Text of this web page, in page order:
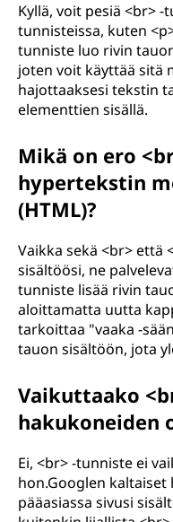
Kyllä, voit pesiä <br>
tunnisteissa, kuten
tunniste luo rivin
joten voit käyttää sitä
hajottaaksesi tekstin
elementtien sisällä.
Mikä on ero
hypertekstin
(HTML)?
Vaikka sekä <br> että
sisältöösi, ne
tunniste lisää rivin
aloittamatta uutta
tarkoittaa "vaaka -
tauon sisältöön, jota
Vaikuttaako
hakukoneiden
Ei, <br> -tunniste ei
hon.Googlen
pääasiassa sivusi